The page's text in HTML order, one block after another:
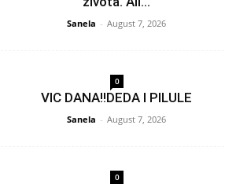
Sanela - August 7, 2026
0
VIC DANA!!DEDA I PILULE
Sanela - August 7, 2026
0